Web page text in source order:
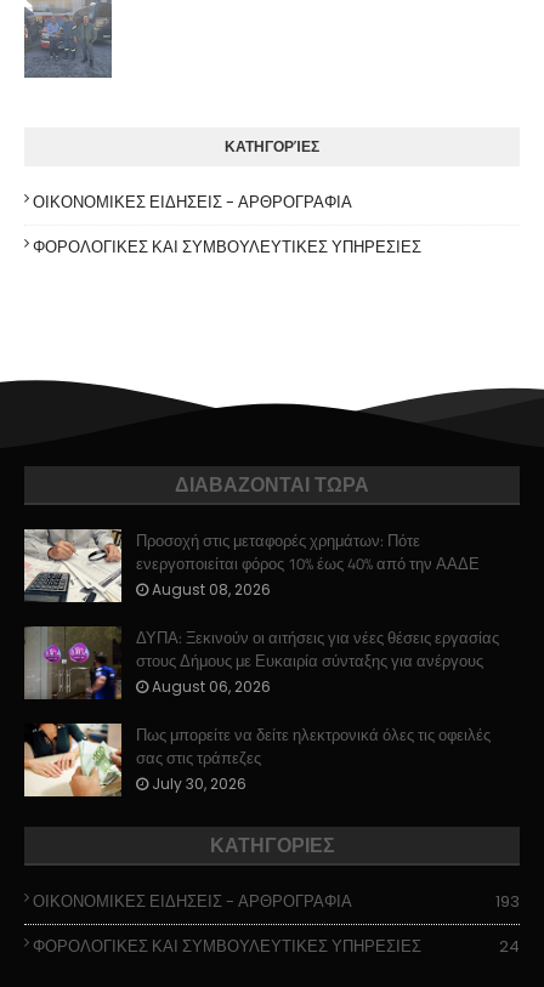
ΚΑΤΗΓΟΡΊΕΣ
ΟΙΚΟΝΟΜΙΚΕΣ ΕΙΔΗΣΕΙΣ - ΑΡΘΡΟΓΡΑΦΙΑ
ΦΟΡΟΛΟΓΙΚΕΣ ΚΑΙ ΣΥΜΒΟΥΛΕΥΤΙΚΕΣ ΥΠΗΡΕΣΙΕΣ
ΔΙΑΒΑΖΟΝΤΑΙ ΤΩΡΑ
Προσοχή στις μεταφορές χρημάτων: Πότε
ενεργοποιείται φόρος 10% έως 40% από την ΑΑΔΕ
August 08, 2026
ΔΥΠΑ: Ξεκινούν οι αιτήσεις για νέες θέσεις εργασίας
στους Δήμους με Ευκαιρία σύνταξης για ανέργους
August 06, 2026
Πως μπορείτε να δείτε ηλεκτρονικά όλες τις οφειλές
σας στις τράπεζες
July 30, 2026
ΚΑΤΗΓΟΡΙΕΣ
ΟΙΚΟΝΟΜΙΚΕΣ ΕΙΔΗΣΕΙΣ - ΑΡΘΡΟΓΡΑΦΙΑ
193
ΦΟΡΟΛΟΓΙΚΕΣ ΚΑΙ ΣΥΜΒΟΥΛΕΥΤΙΚΕΣ ΥΠΗΡΕΣΙΕΣ
24